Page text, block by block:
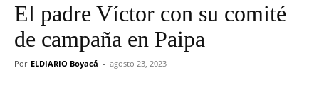
El padre Víctor con su comité
de campaña en Paipa
Por ELDIARIO Boyacá - agosto 23, 2023